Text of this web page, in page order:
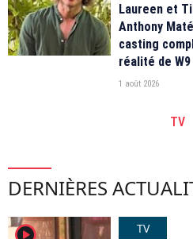
Laureen et
Anthony
casting
réalité de W9
1 août 2026
TV
DERNIÈRES
TV